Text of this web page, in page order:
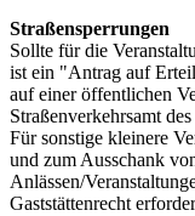
Straßensperrungen
Sollte für die
ist ein "Antrag auf
auf einer öffentlichen
Straßenverkehrsamt
Für sonstige kleinere
und zum Ausschank
Anlässen/
Gaststättenrecht